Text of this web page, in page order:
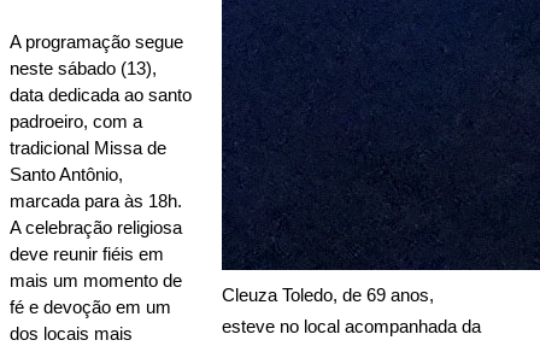
Cleuza Toledo, de 69 anos,
esteve no local acompanhada da
A programação segue
neste sábado (13),
data dedicada ao santo
padroeiro, com a
tradicional Missa de
Santo Antônio,
marcada para às 18h.
A celebração religiosa
deve reunir fiéis em
mais um momento de
fé e devoção em um
dos locais mais